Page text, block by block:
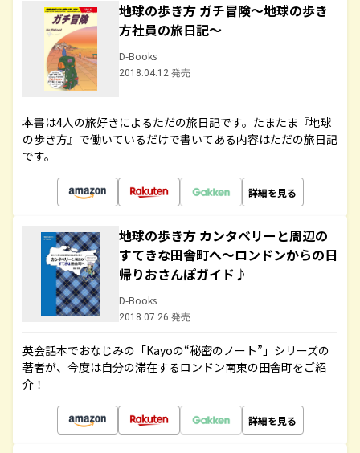
地球の歩き方 ガチ冒険～地球の歩き
方社員の旅日記～
D-Books
2018.04.12 発売
本書は4人の旅好きによるただの旅日記です。たまたま『地球
の歩き方』で働いているだけで書いてある内容はただの旅日記
です。
詳細を見る
地球の歩き方 カンタベリーと周辺の
すてきな田舎町へ～ロンドンからの日
帰りおさんぽガイド♪
D-Books
2018.07.26 発売
英会話本でおなじみの「Kayoの“秘密のノート”」シリーズの
著者が、今度は自分の滞在するロンドン南東の田舎町をご紹
介！
詳細を見る